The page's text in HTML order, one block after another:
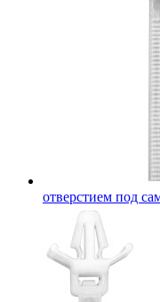
отверстием под